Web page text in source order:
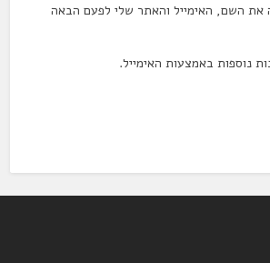
את השם, האימייל והאתר שלי לפעם הבאה
נוספות באמצעות האימייל.